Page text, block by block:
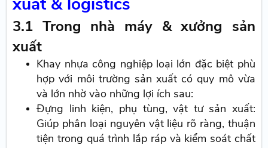
3.1 Trong nhà máy & xưởng sản
xuất
Khay nhựa công nghiệp loại lớn đặc biệt phù
hợp với môi trường sản xuất có quy mô vừa
và lớn nhờ vào những lợi ích sau:
Đựng linh kiện, phụ tùng, vật tư sản xuất:
Giúp phân loại nguyên vật liệu rõ ràng, thuận
tiện trong quá trình lắp ráp và kiểm soát chất